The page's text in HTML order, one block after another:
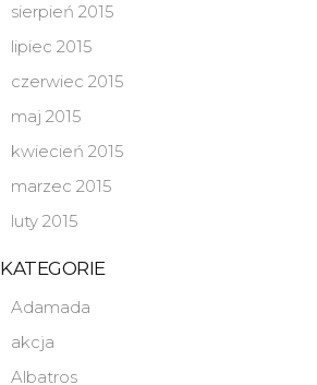
sierpień 2015
lipiec 2015
czerwiec 2015
maj 2015
kwiecień 2015
marzec 2015
luty 2015
KATEGORIE
Adamada
akcja
Albatros